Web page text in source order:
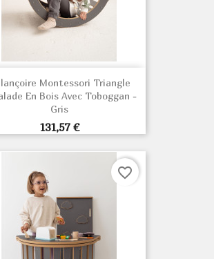
Montessori Triangle
En Bois Avec Toboggan -
Gris
Prix
131,57 €
favorite_border